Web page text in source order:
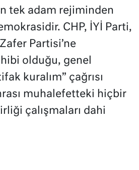
tek adam rejiminden
CHP, İYİ Parti,
Partisi’ne
olduğu, genel
kuralım” çağrısı
muhalefetteki hiçbir
çalışmaları dahi